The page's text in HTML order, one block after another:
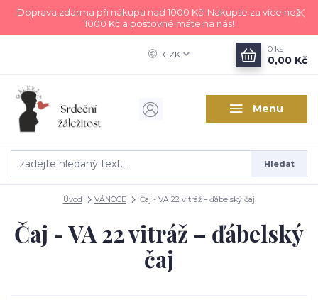
Doprava zdarma při nákupu nad 1000 Kč! Nakupte za více než
1000 Kč a poštovné máte na nás!
Menu
CZK
Hledat
0 ks
0,00 Kč
Úvod VÁNOCE Čaj - VA 22 vitráž – ďábelský čaj
Čaj - VA 22 vitráž – ďábelský
čaj